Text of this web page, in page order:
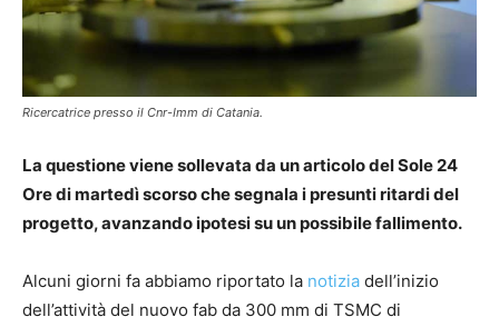
Ricercatrice presso il Cnr-Imm di Catania.
La questione viene sollevata da un articolo del Sole 24
Ore di martedì scorso che segnala i presunti ritardi del
progetto, avanzando ipotesi su un possibile fallimento.
Alcuni giorni fa abbiamo riportato la notizia dell’inizio
dell’attività del nuovo fab da 300 mm di TSMC di